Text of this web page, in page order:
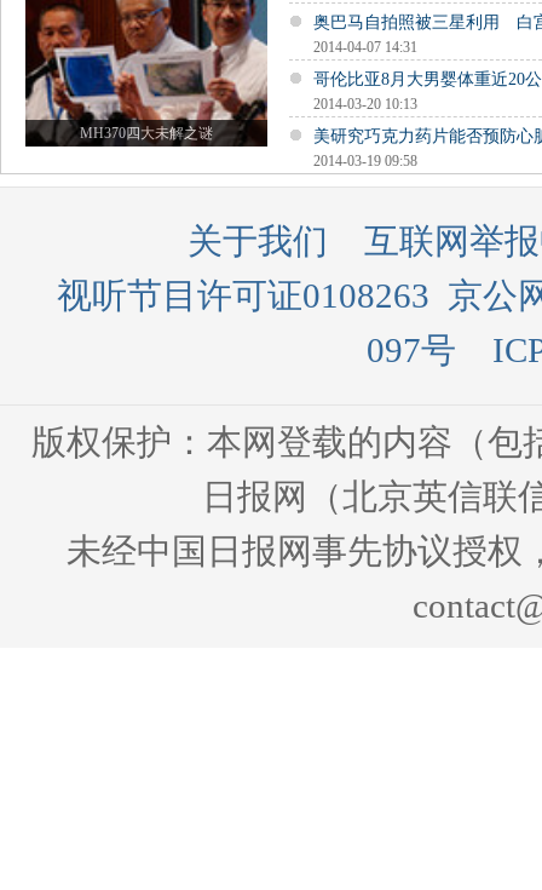
MH370四大未解之谜
奥巴马自拍照被三星利用 白
2014-04-07 14:31
哥伦比亚8月大男婴体重近20
2014-03-20 10:13
美研究巧克力药片能否预防心
2014-03-19 09:58
关于我们
互联网举
视听节目许可证0108263 京公
097号
版权保护：本网登载的内容（
日报网（北京英信联
未经中国日报网事先协议授权